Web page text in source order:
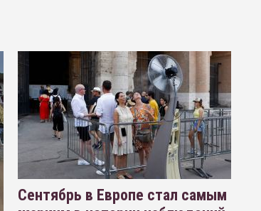
Сентябрь в Европе стал самым